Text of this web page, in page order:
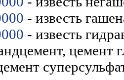
- известь
- известь
цемент